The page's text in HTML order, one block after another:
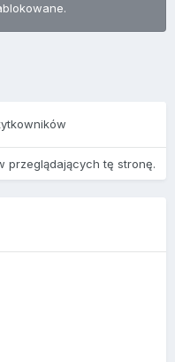
przeglądających tę stronę.